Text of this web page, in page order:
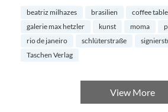
beatriz milhazes brasilien
coffee
galerie max hetzler
kunst moma
rio de janeiro
schlüterstraße
Taschen Verlag
View More